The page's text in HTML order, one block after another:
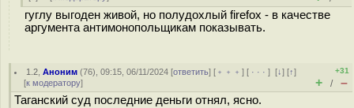
гуглу выгоден живой, но полудохлый firefox - в качестве
аргумента антимонопольщикам показывать.
1.2 ,Аноним (76), 09:15, 06/11/2024 [ответить] [ ﹢﹢﹢] [ · · ·][↓] [↑]
[к модератору]
+31
+ / –
Таганский суд последние деньги отнял, ясно.